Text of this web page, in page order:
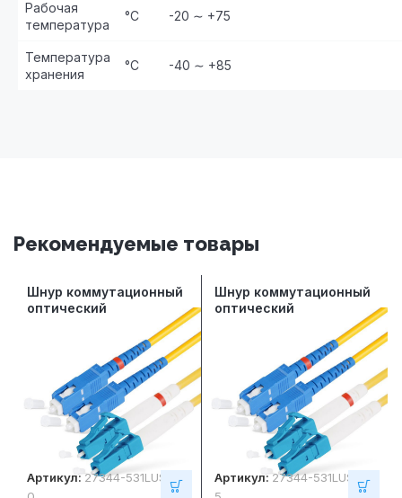
Рабочая
температура
°С -20 ∼ +75
Температура
хранения
°С -40 ∼ +85
Рекомендуемые товары
Шнур коммутационный
оптический
многомодовый ОМ4
LC/UPC-SC/UPC,
дуплексный, LSZH, 1
метр
Артикул: 27344-531LUSU01
Шнур коммутационный
оптический
многомодовый ОМ4
LC/UPC-SC/UPC,
дуплексный, LSZH, 1,5
метра
Артикул: 27344-531LUSU01